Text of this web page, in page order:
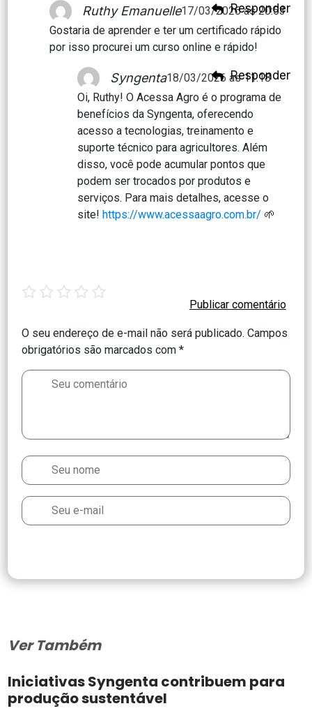
Ruthy Emanuelle17/03/2026 às 20:53
Gostaria de aprender e ter um certificado rápido
por isso procurei um curso online e rápido!
Responder
Syngenta18/03/2026 às 11:18
Oi, Ruthy! O Acessa Agro é o programa de
benefícios da Syngenta, oferecendo
acesso a tecnologias, treinamento e
suporte técnico para agricultores. Além
disso, você pode acumular pontos que
podem ser trocados por produtos e
serviços. Para mais detalhes, acesse o
site!https://www.acessaagro.com.br/ 🌱
Responder
O seu endereço de e-mail não será publicado. Campos
obrigatórios são marcados com*
star stars stars stars stars
Ver Também
Iniciativas Syngenta contribuem para
produção sustentável